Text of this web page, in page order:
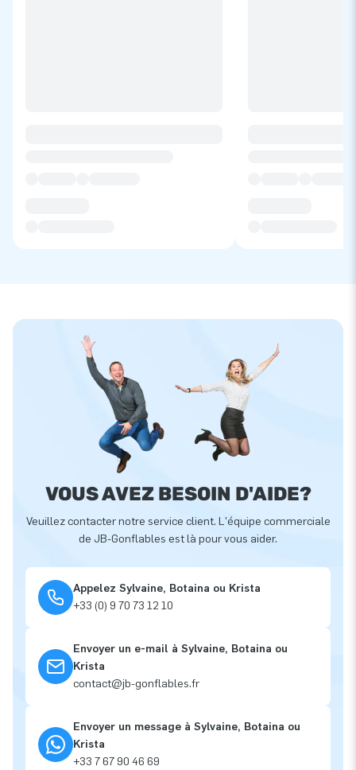
VOUS AVEZ BESOIN D'AIDE?
Veuillez contacter notre service client. L'équipe commerciale
de JB-Gonflables est là pour vous aider.
Appelez Sylvaine, Botaina ou Krista
+33 (0) 9 70 73 12 10
Envoyer un e-mail à Sylvaine, Botaina ou
Krista
contact@jb-gonflables.fr
Envoyer un message à Sylvaine, Botaina ou
Krista
+33 7 67 90 46 69